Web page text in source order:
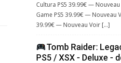
Cultura PS5 39.99€ —
Game PS5 39.99€ — Nouveau
39.99€ — Nouveau Voir […]
Tomb Raider:
PS5 / XSX - Deluxe -